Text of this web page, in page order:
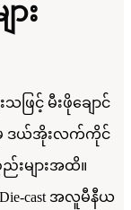
း
ြင့် မီးဖိုချောင်
ားမှ ဒယ်အိုးလက်ကိုင်
ည်းများအထိ။
cast အလူမီနီယ